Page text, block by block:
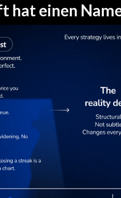
hat einen